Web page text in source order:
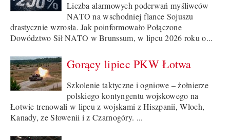
Liczba alarmowych poderwań myśliwców
NATO na wschodniej flance Sojuszu
drastycznie wzrosła. Jak poinformowało Połączone
Dowództwo Sił NATO w Brunssum, w lipcu 2026 roku o...
Gorący lipiec PKW Łotwa
Szkolenie taktyczne i ogniowe – żołnierze
polskiego kontyngentu wojskowego na
Łotwie trenowali w lipcu z wojskami z Hiszpanii, Włoch,
Kanady, ze Słowenii i z Czarnogóry. ...